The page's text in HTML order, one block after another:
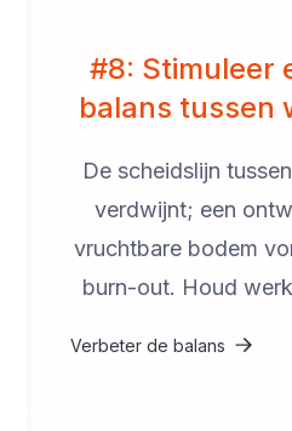
#8: Stimuleer
balans tussen
De scheidslijn
verdwijnt; een
vruchtbare bodem
burn-out. Houd
Verbeter de balans